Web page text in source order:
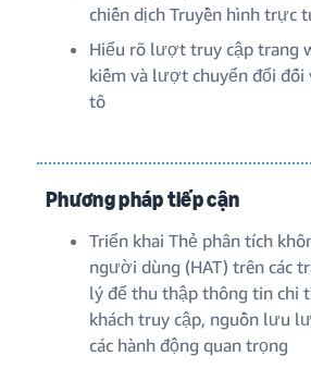
chiến dịch Truyền hình trực
Hiểu rõ lượt truy cập trang
kiếm và lượt chuyển đổi đối
tô
Phương pháp tiếp cận
Triển khai Thẻ phân tích
người dùng (HAT) trên các
lý để thu thập thông tin chi
khách truy cập, nguồn lưu
các hành động quan trọng